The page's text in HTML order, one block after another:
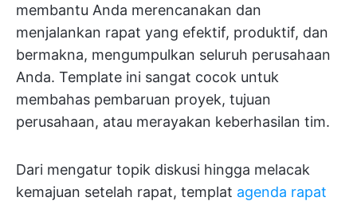
membantu Anda merencanakan dan
menjalankan rapat yang efektif, produktif, dan
bermakna, mengumpulkan seluruh perusahaan
Anda. Template ini sangat cocok untuk
membahas pembaruan proyek, tujuan
perusahaan, atau merayakan keberhasilan tim.
Dari mengatur topik diskusi hingga melacak
kemajuan setelah rapat, templat agenda rapat